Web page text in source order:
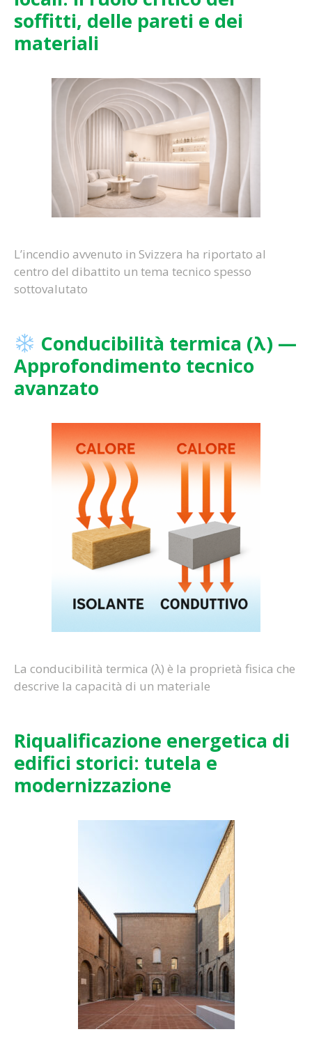
soffitti, delle pareti e dei
materiali
L’incendio avvenuto in Svizzera ha riportato al
centro del dibattito un tema tecnico spesso
sottovalutato
Conducibilità termica (λ) —
Approfondimento tecnico
avanzato
La conducibilità termica (λ) è la proprietà fisica che
descrive la capacità di un materiale
Riqualificazione energetica di
edifici storici: tutela e
modernizzazione